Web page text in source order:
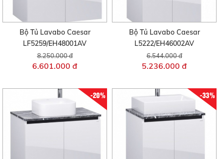
Bộ Tủ Lavabo Caesar
LF5259/EH48001AV
8.250.000 đ
6.601.000 đ
Bộ Tủ Lavabo Caesar
L5222/EH46002AV
6.544.000 đ
5.236.000 đ
-20% -33%